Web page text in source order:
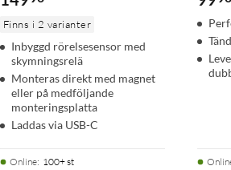
Finns i 2 varianter
Inbyggd rörelsesensor med
skymningsrelä
Monteras direkt med magnet
eller på medföljande
monteringsplatta
Laddas via USB-C
Online: 100+ st